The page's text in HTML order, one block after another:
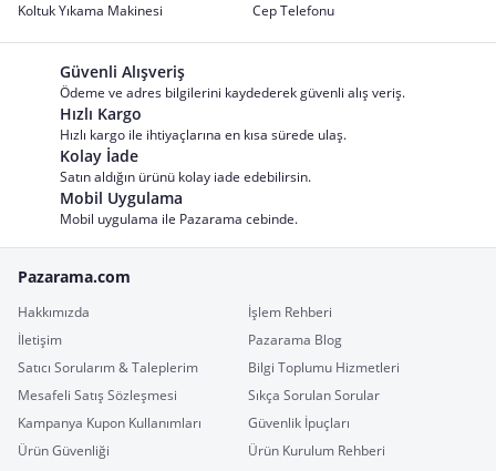
Koltuk Yıkama Makinesi
Cep Telefonu
Güvenli Alışveriş
Ödeme ve adres bilgilerini kaydederek güvenli alış veriş.
Hızlı Kargo
Hızlı kargo ile ihtiyaçlarına en kısa sürede ulaş.
Kolay İade
Satın aldığın ürünü kolay iade edebilirsin.
Mobil Uygulama
Mobil uygulama ile Pazarama cebinde.
Pazarama.com
Hakkımızda
İşlem Rehberi
İletişim
Pazarama Blog
Satıcı Sorularım & Taleplerim
Bilgi Toplumu Hizmetleri
Mesafeli Satış Sözleşmesi
Sıkça Sorulan Sorular
Kampanya Kupon Kullanımları
Güvenlik İpuçları
Ürün Güvenliği
Ürün Kurulum Rehberi